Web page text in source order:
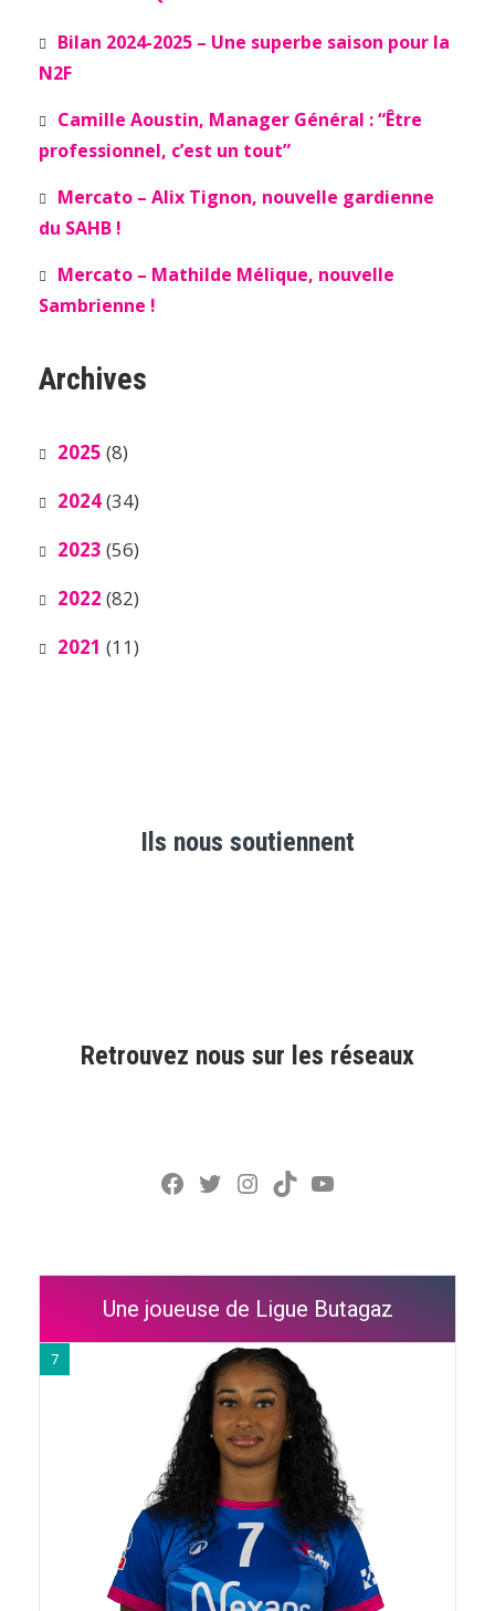
Bilan 2024-2025 – Une superbe saison pour la
N2F
Camille Aoustin, Manager Général : “Être
professionnel, c’est un tout”
Mercato – Alix Tignon, nouvelle gardienne
du SAHB !
Mercato – Mathilde Mélique, nouvelle
Sambrienne !
Archives
2025 (8)
2024(34)
2023 (56)
2022 (82)
2021 (11)
Ils nous soutiennent
Retrouvez nous sur les réseaux
Facebook
Twitter
Instagram
TikTokYouTube
Une joueuse de Ligue Butagaz
7